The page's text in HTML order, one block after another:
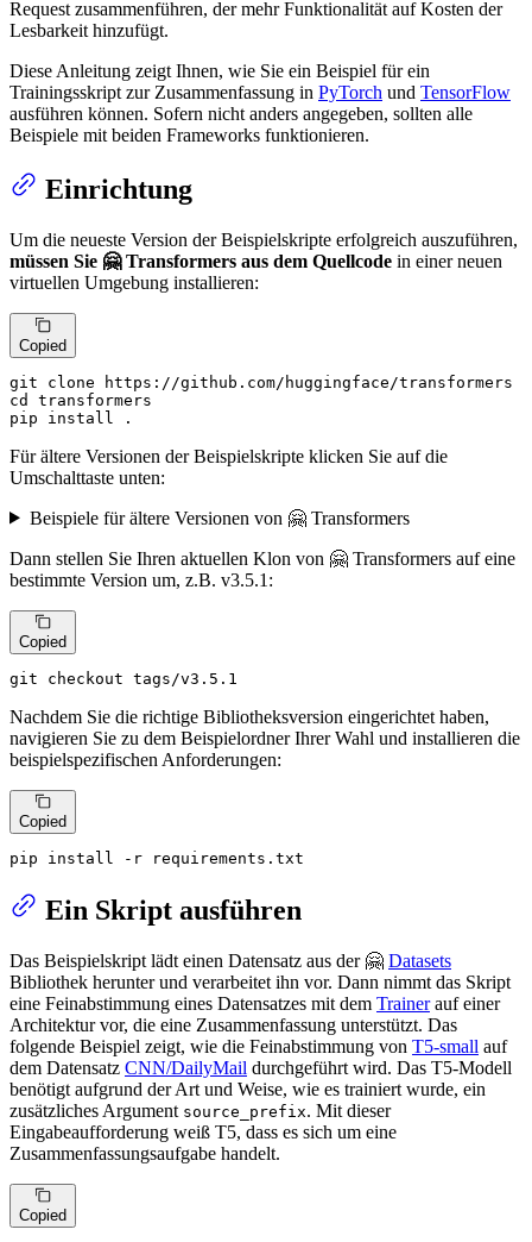
Request zusammenführen, der mehr Funktionalität auf Kosten der
Lesbarkeit hinzufügt.
Diese Anleitung zeigt Ihnen, wie Sie ein Beispiel für ein
Trainingsskript zur Zusammenfassung in PyTorch und TensorFlow
ausführen können. Sofern nicht anders angegeben, sollten alle
Beispiele mit beiden Frameworks funktionieren.
Einrichtung
Um die neueste Version der Beispielskripte erfolgreich auszuführen,
müssen Sie 🤗 Transformers aus dem Quellcode in einer neuen
virtuellen Umgebung installieren:
Copied
git clone
cd
transformers
pip install .
Für ältere Versionen der Beispielskripte klicken Sie auf die
Umschalttaste unten:
Beispiele für ältere Versionen von 🤗 Transformers
Dann stellen Sie Ihren aktuellen Klon von 🤗 Transformers auf eine
bestimmte Version um, z.B. v3.5.1:
Copied
git checkout tags/v3.5.1
Nachdem Sie die richtige Bibliotheksversion eingerichtet haben,
navigieren Sie zu dem Beispielordner Ihrer Wahl und installieren die
beispielspezifischen Anforderungen:
Copied
pip install -r requirements.txt
Ein Skript ausführen
Das Beispielskript lädt einen Datensatz aus der 🤗 Datasets
Bibliothek herunter und verarbeitet ihn vor. Dann nimmt das Skript
eine Feinabstimmung eines Datensatzes mit dem Trainerauf einer
Architektur vor, die eine Zusammenfassung unterstützt. Das
folgende Beispiel zeigt, wie die Feinabstimmung von T5-small auf
dem Datensatz CNN/DailyMail durchgeführt wird. Das T5-Modell
benötigt aufgrund der Art und Weise, wie es trainiert wurde, ein
zusätzliches Argument source_prefix. Mit dieser
Eingabeaufforderung weiß T5, dass es sich um eine
Zusammenfassungsaufgabe handelt.
Copied